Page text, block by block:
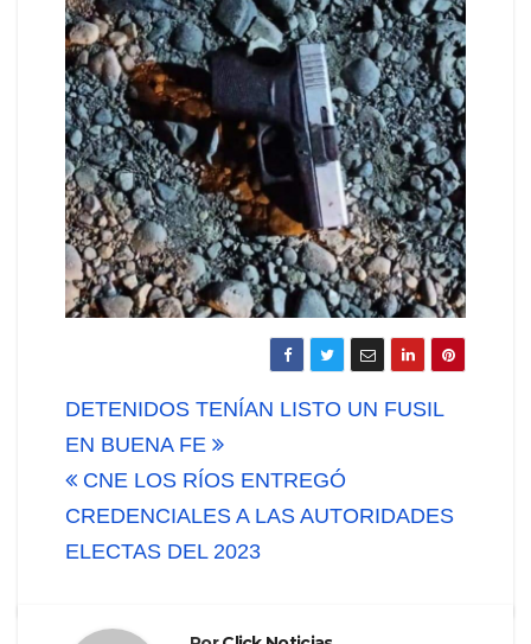
Navegación
de
entradas
DETENIDOS TENÍAN LISTO UN FUSIL
EN BUENA FE
CNE LOS RÍOS ENTREGÓ
CREDENCIALES A LAS AUTORIDADES
ELECTAS DEL 2023